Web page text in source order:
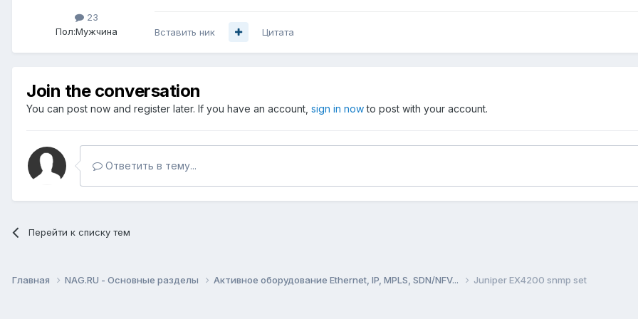
23
Пол:Мужчина Вставить ник Цитата
Join the conversation
You can post now and register later. If you have an account, sign in nowto post with your account.
Ответить в тему...
Перейти к списку тем
Главная NAG.RU - Основные разделы Активное оборудование Ethernet, IP, MPLS, SDN/NFV... Juniper EX4200 snmp set